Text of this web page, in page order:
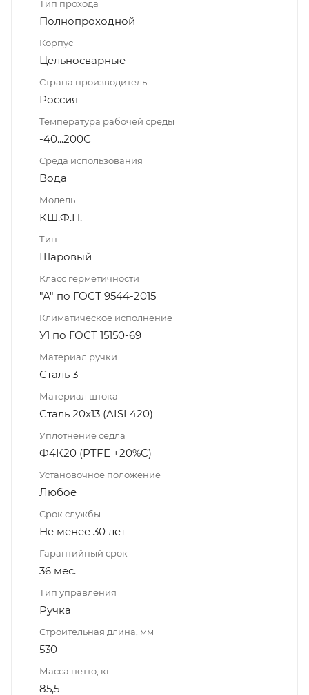
Тип прохода
Полнопроходной
Корпус
Цельносварные
Страна производитель
Россия
Температура рабочей среды
-40...200С
Среда использования
Вода
Модель
КШ.Ф.П.
Тип
Шаровый
Класс герметичности
"А" по ГОСТ 9544-2015
Климатическое исполнение
У1 по ГОСТ 15150-69
Материал ручки
Сталь 3
Материал штока
Сталь 20х13 (AISI 420)
Уплотнение седла
Ф4К20 (PTFE +20%C)
Установочное положение
Любое
Срок службы
Не менее 30 лет
Гарантийный срок
36 мес.
Тип управления
Ручка
Строительная длина, мм
530
Масса нетто, кг
85,5